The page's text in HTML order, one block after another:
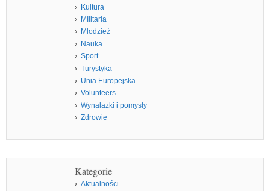
Kultura
MIlitaria
Młodzież
Nauka
Sport
Turystyka
Unia Europejska
Volunteers
Wynalazki i pomysły
Zdrowie
Kategorie
Aktualności